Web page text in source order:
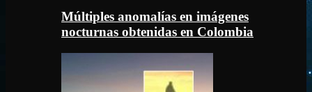
Múltiples anomalías en imágenes
nocturnas obtenidas en Colombia